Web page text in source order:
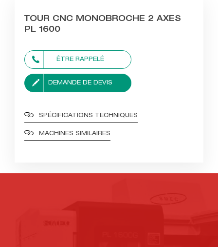
TOUR CNC MONOBROCHE 2 AXES
PL 1600
ÊTRE RAPPELÉ
DEMANDE DE DEVIS
SPÉCIFICATIONS TECHNIQUES
MACHINES SIMILAIRES